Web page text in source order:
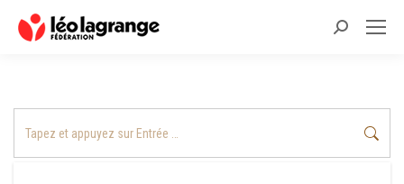
Recherche